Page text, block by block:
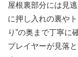
屋根裏部分には見
に押し入れの裏や
り”の奥まで丁寧に
プレイヤーが見落